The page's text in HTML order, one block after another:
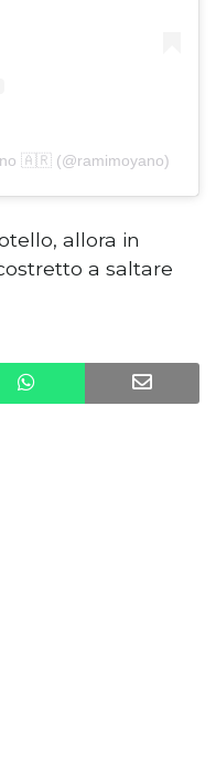
🇦🇷 (@ramimoyano)
allora in
a saltare